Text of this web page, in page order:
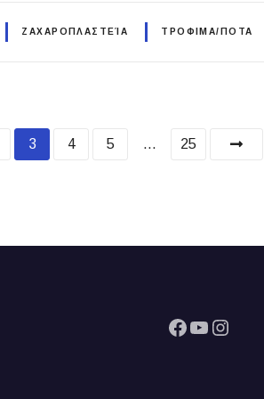
ΖΑΧΑΡΟΠΛΑΣΤΕΊΑ ΤΡΟΦΙΜΑ/ΠΟΤΑ
3 4 5 … 25
Facebook YouTube Instagram